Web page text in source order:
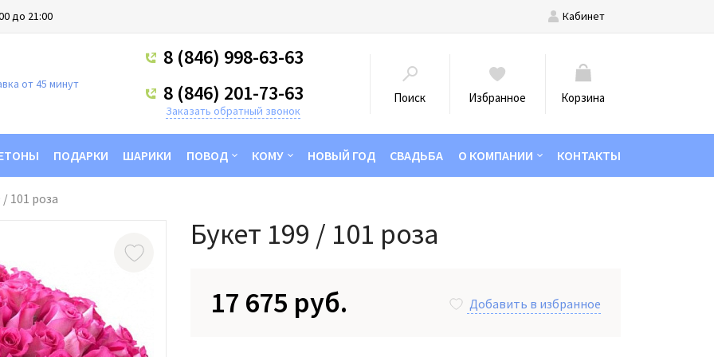
до 21:00 Кабинет
от 45 минут
8 (846) 998-63-63
8 (846) 201-73-63
Заказать обратный звонок
Поиск Избранное Корзина
ПОДАРКИ ШАРИКИ ПОВОД КОМУ НОВЫЙ ГОД СВАДЬБА О КОМПАНИИ КОНТАКТЫ
101 роза
Букет 199 / 101 роза
17 675 руб.
Добавить в избранное